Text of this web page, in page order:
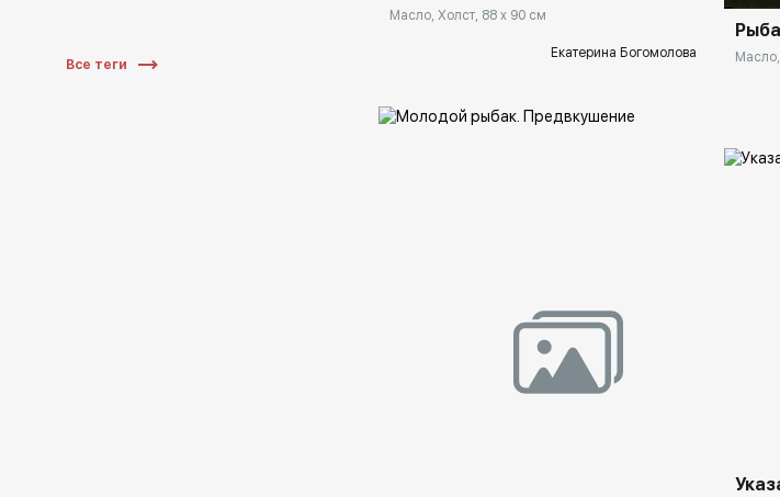
Все теги
Масло, Холст, 88 x 90 см
Екатерина Богомолова
Рыба